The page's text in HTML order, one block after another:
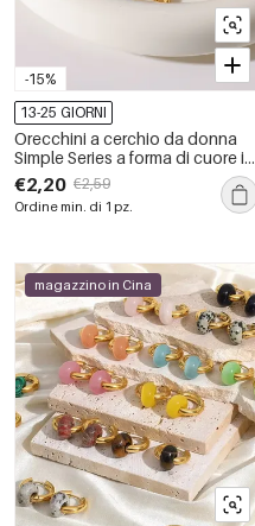
-15%
13-25 GIORNI
Orecchini a cerchio da donna
Simple Series a forma di cuore in
acciaio inossidabile,
impermeabili, color oro.
€2,20 €2,59
Ordine min. di 1 pz.
magazzino in Cina